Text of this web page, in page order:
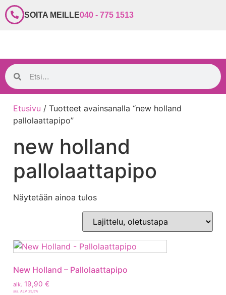
SOITA MEILLE040 - 775 1513
Etusivu / Tuotteet avainsanalla “new holland
pallolaattapipo”
new holland
pallolaattapipo
Näytetään ainoa tulos
New Holland – Pallolaattapipo
alk. 19,90 €
sis. ALV 25,5%